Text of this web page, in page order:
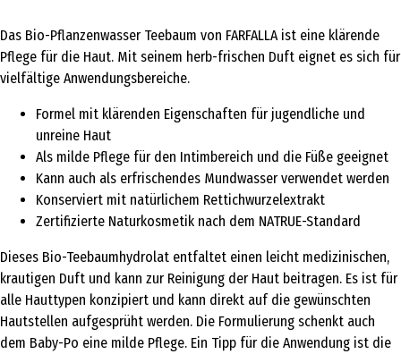
Das Bio-Pflanzenwasser Teebaum von FARFALLA ist eine klärende
Pflege für die Haut. Mit seinem herb-frischen Duft eignet es sich für
vielfältige Anwendungsbereiche.
Formel mit klärenden Eigenschaften für jugendliche und
unreine Haut
Als milde Pflege für den Intimbereich und die Füße geeignet
Kann auch als erfrischendes Mundwasser verwendet werden
Konserviert mit natürlichem Rettichwurzelextrakt
Zertifizierte Naturkosmetik nach dem NATRUE-Standard
Dieses Bio-Teebaumhydrolat entfaltet einen leicht medizinischen,
krautigen Duft und kann zur Reinigung der Haut beitragen. Es ist für
alle Hauttypen konzipiert und kann direkt auf die gewünschten
Hautstellen aufgesprüht werden. Die Formulierung schenkt auch
dem Baby-Po eine milde Pflege. Ein Tipp für die Anwendung ist die